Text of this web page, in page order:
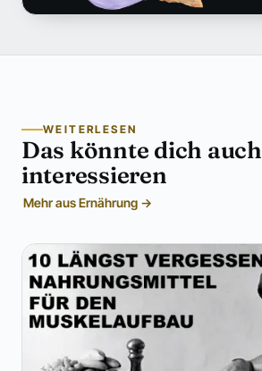
WEITERLESEN
Das könnte dich auch
interessieren
Mehr aus Ernährung →